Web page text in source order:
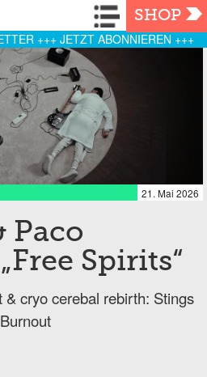
Navigation
SHOP
+++ JETZT ABONNIEREN +++
21. Mai 2026
Paco
Spirits“
cryo cerebal rebirth: Stings